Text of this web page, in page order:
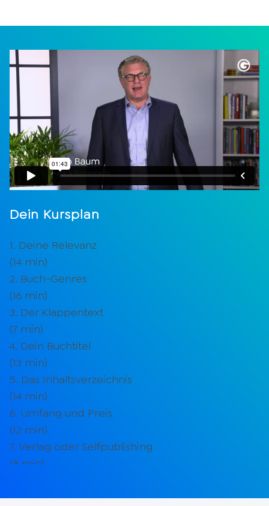
Dein Kursplan
1. Deine Relevanz
(14 min)
2. Buch-Genres
(16 min)
3. Der Klappentext
(7 min)
4. Dein Buchtitel
(13 min)
5. Das Inhaltsverzeichnis
(14 min)
6. Umfang und Preis
(12 min)
7. Verlag oder Selfpublishing
(8 min)
(7min)